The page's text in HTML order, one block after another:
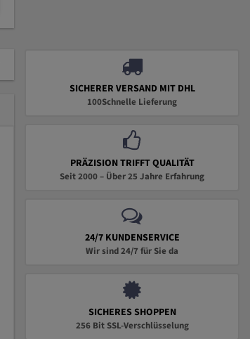
SICHERER VERSAND MIT DHL
100Schnelle Lieferung
PRÄZISION TRIFFT QUALITÄT
Seit 2000 – Über 25 Jahre Erfahrung
24/7 KUNDENSERVICE
Wir sind 24/7 für Sie da
SICHERES SHOPPEN
256 Bit SSL-Verschlüsselung